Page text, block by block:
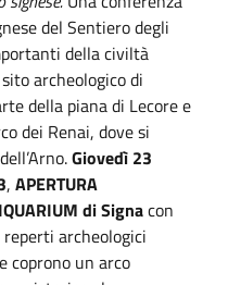
del Sentiero degli
della civiltà
archeologico di
della piana di Lecore e
dei Renai, dove si
Giovedì 23
, APERTURA
di Signacon
archeologici
coprono un arco